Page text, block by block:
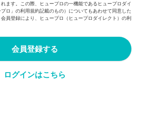
ます。この際、ヒュープロの一機能であるヒュープロダイ
ロ」の利用規約記載のもの）についてもあわせて同意した
員登録により、ヒュープロ（ヒュープロダイレクト）の利
会員登録する
ログインはこちら